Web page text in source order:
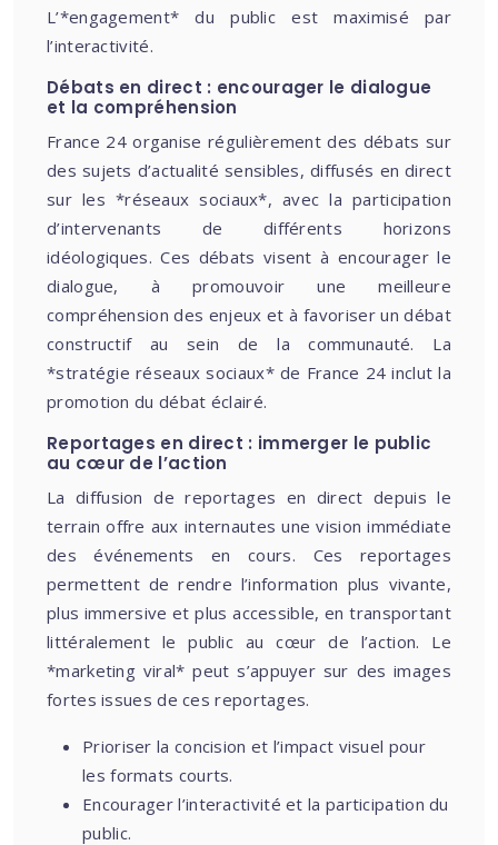
L’*engagement* du public est maximisé par
l’interactivité.
Débats en direct : encourager le dialogue
et la compréhension
France 24 organise régulièrement des débats sur
des sujets d’actualité sensibles, diffusés en direct
sur les *réseaux sociaux*, avec la participation
d’intervenants de différents horizons
idéologiques. Ces débats visent à encourager le
dialogue, à promouvoir une meilleure
compréhension des enjeux et à favoriser un débat
constructif au sein de la communauté. La
*stratégie réseaux sociaux* de France 24 inclut la
promotion du débat éclairé.
Reportages en direct : immerger le public
au cœur de l’action
La diffusion de reportages en direct depuis le
terrain offre aux internautes une vision immédiate
des événements en cours. Ces reportages
permettent de rendre l’information plus vivante,
plus immersive et plus accessible, en transportant
littéralement le public au cœur de l’action. Le
*marketing viral* peut s’appuyer sur des images
fortes issues de ces reportages.
Prioriser la concision et l’impact visuel pour
les formats courts.
Encourager l’interactivité et la participation du
public.